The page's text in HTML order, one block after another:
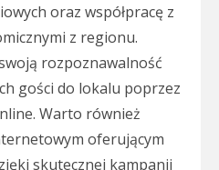
oraz współpracę z
z regionu.
rozpoznawalność
gości do lokalu poprzez
Warto również
oferującym
skutecznej kampanii